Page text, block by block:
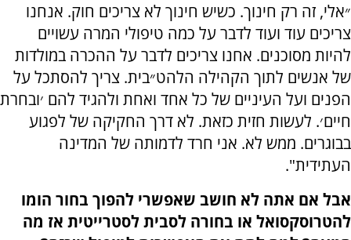
״אלי, זה רק חינוך. כשיש חינוך לא צריכים חוק. אנחנו
צריכים עוד ועוד לדבר על כמה טיפולי המרה עשויים
להיות מסוכנים. אחנו צריכים לדבר על ההכרה במולדות
של אנשים לתוך הקהילה הלהט״בית. צריך להסתכל על
הפנים ועל העיניים של כל אחד ואחת ולהגיד להם ׳ובחרת
חיים׳. לעשות חזית כזאת. לא דרך החקיקה של לפגוע
בבוגרים. ממש לא. אני חרד לדמותה של המדינה
העתידית".
אבל אם אתה לא חושב שאפשרי להפוך בחור הומו
להטרוסקסואל או בחורה לסבית לסטרייטית אז מה